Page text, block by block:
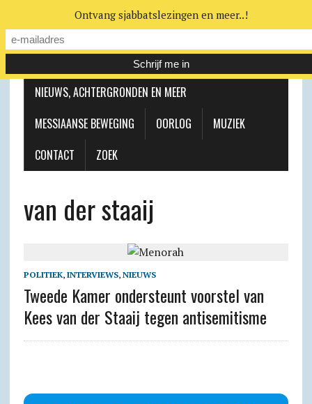
MESSIAANSE GEMEENTE
NIEUWS, ACHTERGRONDEN EN MEER
MESSIAANSE BEWEGING
OORLOG
MUZIEK
CONTACT
ZOEK
van der staaij
POLITIEK, INTERVIEWS, NIEUWS
Tweede Kamer ondersteunt voorstel van
Kees van der Staaij tegen antisemitisme
Ontvang sjabbatslezingen en meer..!